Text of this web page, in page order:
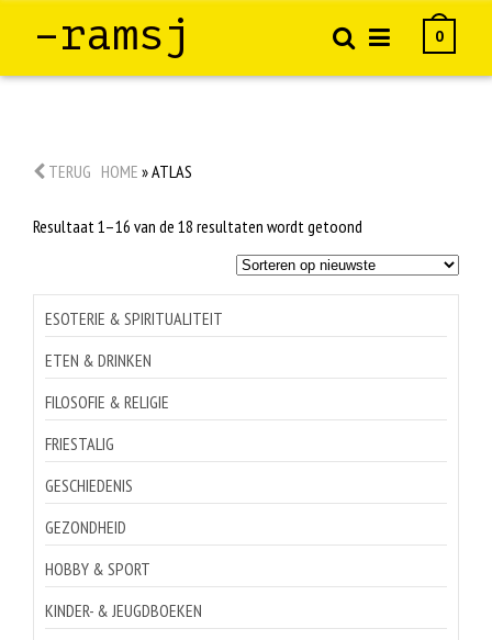
–ramsj 0
TERUG HOME »ATLAS
Resultaat 1–16 van de 18 resultaten wordt getoond
nieuwste
ESOTERIE & SPIRITUALITEIT
ETEN & DRINKEN
FILOSOFIE & RELIGIE
FRIESTALIG
GESCHIEDENIS
GEZONDHEID
HOBBY & SPORT
KINDER- & JEUGDBOEKEN